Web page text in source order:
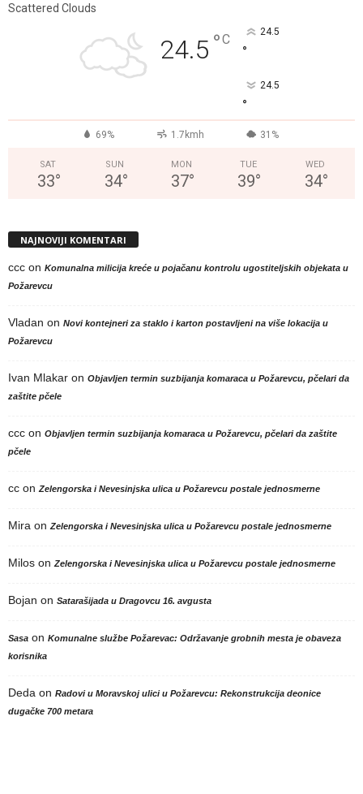
Scattered Clouds
24.5 °C 24.5
°
24.5
°
69% 1.7kmh 31%
SAT
33°
SUN
34°
MON
37°
TUE
39°
WED
34°
NAJNOVIJI KOMENTARI
ccc on Komunalna milicija kreće u pojačanu kontrolu ugostiteljskih objekata u
Požarevcu
Vladan on Novi kontejneri za staklo i karton postavljeni na više lokacija u
Požarevcu
Ivan Mlakar on Objavljen termin suzbijanja komaraca u Požarevcu, pčelari da
zaštite pčele
ccc on Objavljen termin suzbijanja komaraca u Požarevcu, pčelari da zaštite
pčele
cc on Zelengorska i Nevesinjska ulica u Požarevcu postale jednosmerne
Mira on Zelengorska i Nevesinjska ulica u Požarevcu postale jednosmerne
Milos on Zelengorska i Nevesinjska ulica u Požarevcu postale jednosmerne
Bojan on Satarašijada u Dragovcu 16. avgusta
Sasa on Komunalne službe Požarevac: Održavanje grobnih mesta je obaveza
korisnika
Deda on Radovi u Moravskoj ulici u Požarevcu: Rekonstrukcija deonice
dugačke 700 metara